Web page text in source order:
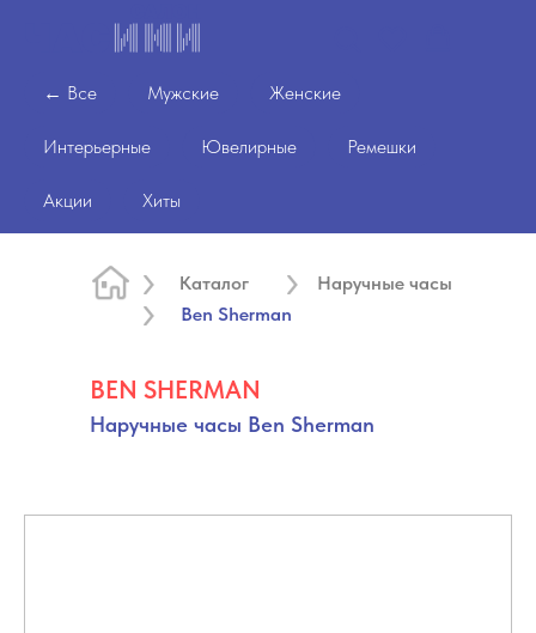
← Все Мужские Женские
Интерьерные Ювелирные Ремешки
Акции Хиты
Каталог
Наручные часы
Ben Sherman
BEN SHERMAN
Наручные часы Ben Sherman